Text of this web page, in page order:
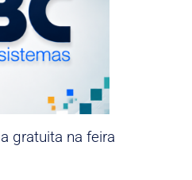
gratuita na feira